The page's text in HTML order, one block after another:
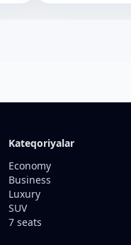
Kateqoriyalar
Economy
Business
Luxury
SUV
7 seats